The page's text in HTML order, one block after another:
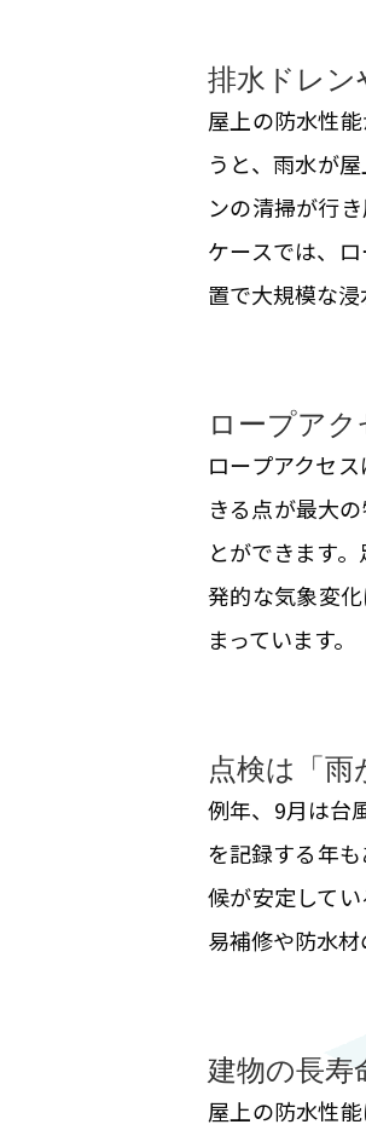
排水ドレン
屋上の防水性
うと、雨水が
ンの清掃が行
ケースでは、
置で大規模な浸
ロープア
ロープアクセ
きる点が最大
とができます
発的な気象変
まっています。
点検は「雨
例年、9月は台
を記録する年
候が安定して
易補修や防水材
建物の長寿
屋上の防水性